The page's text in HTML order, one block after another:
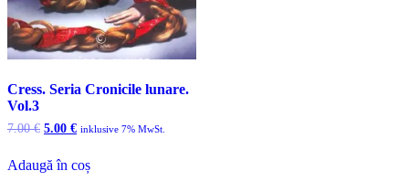
Cress. Seria Cronicile lunare.
Vol.3
7.00€ Prețul
a
fost:
5.00 €Prețul
5.00 €.
inklusive 7% MwSt.
Adaugă în coș